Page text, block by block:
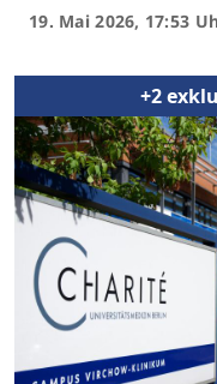
19. Mai 2026, 17:53
+2